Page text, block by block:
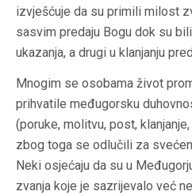
izvješćuje da su primili milost
sasvim predaju Bogu dok su
ukazanja, a drugi u klanjanju
Mnogim se osobama život
prihvatile međugorsku
(poruke, molitvu, post,
zbog toga se odlučili za
Neki osjećaju da su u
zvanja koje je sazrijevalo već